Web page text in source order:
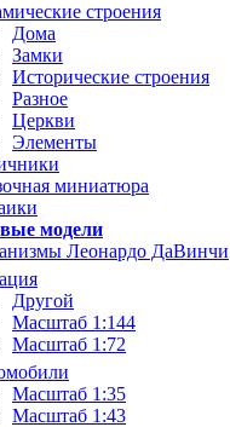
строения
Дома
Замки
Исторические строения
Разное
Церкви
Элементы
миниатюра
модели
Леонардо ДаВинчи
Другой
Масштаб 1:144
Масштаб 1:72
Масштаб 1:35
Масштаб 1:43